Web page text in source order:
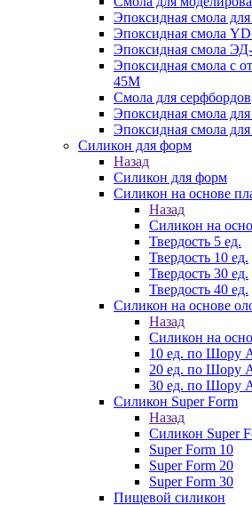
Эпоксидная смола
Эпоксидная смола
Эпоксидная смола
Эпоксидная смола с
45М
Смола для серфбордов
Эпоксидная смола
Эпоксидная смола для
Силикон для форм
Назад
Силикон для форм
Силикон на основе
Назад
Силикон на
Твердость 5 ед.
Твердость 10 ед.
Твердость 30 ед.
Твердость 40 ед.
Силикон на основе
Назад
Силикон на
10 ед. по Шору
20 ед. по Шору
30 ед. по Шору
Силикон Super Form
Назад
Силикон Super
Super Form 10
Super Form 20
Super Form 30
Пищевой силикон